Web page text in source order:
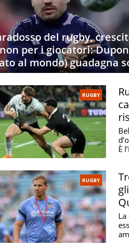
del rugby,
per i giocatori:
al mondo) guadagna
all'anno
RUGBY
È
RUGBY